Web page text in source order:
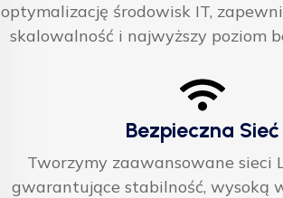
optymalizację środowisk IT,
skalowalność i najwyższy poziom
Bezpieczna Sieć
Tworzymy zaawansowane sieci
gwarantujące stabilność, wysoką